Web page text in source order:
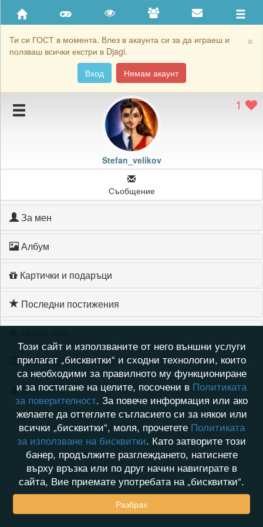
×
Ти си ГОСТ в момента. Влез в акаунта си за да играеш и
ползваш всички екстри в Djagi.
Вход
Нямам акаунт
Приятели
Хронология на игри
Подаръците на Stefan_velikov
Картичките на Stefan_velikov
Блокирай Stefan_velikov
1
Stefan_velikov
Съобщение
За мен
Албум
Картички и подаръци
Последни постижения
Хронология на игри
Активност
Този сайт и използваните от него външни услуги
прилагат „бисквитки“ и сходни технологии, които
са необходими за правилното му функциониране
и за постигане на целите, посочени в Политиката
за поверителност. За повече информация или ако
желаете да оттеглите съгласието си за някои или
всички „бисквитки“, моля, прочетете Политиката
за използване на бисквитки. Като затворите този
банер, продължите разглеждането, натиснете
върху връзка или по друг начин навигирате в
сайта, Вие приемате употребата на „бисквитки“.
Разбрах